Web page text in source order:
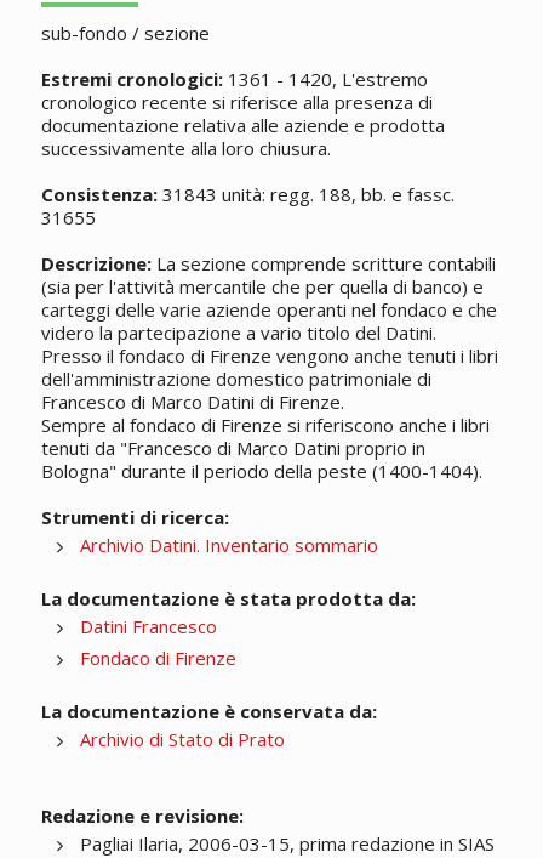
sub-fondo / sezione
Estremi cronologici:1361 - 1420, L'estremo
cronologico recente si riferisce alla presenza di
documentazione relativa alle aziende e prodotta
successivamente alla loro chiusura.
Consistenza:31843 unità: regg. 188, bb. e fassc.
31655
Descrizione:La sezione comprende scritture contabili
(sia per l'attività mercantile che per quella di banco) e
carteggi delle varie aziende operanti nel fondaco e che
videro la partecipazione a vario titolo del Datini.
Presso il fondaco di Firenze vengono anche tenuti i libri
dell'amministrazione domestico patrimoniale di
Francesco di Marco Datini di Firenze.
Sempre al fondaco di Firenze si riferiscono anche i libri
tenuti da "Francesco di Marco Datini proprio in
Bologna" durante il periodo della peste (1400-1404).
Strumenti di ricerca:
Archivio Datini. Inventario sommario
La documentazione è stata prodotta da:
Datini Francesco
Fondaco di Firenze
La documentazione è conservata da:
Archivio di Stato di Prato
Redazione e revisione:
Pagliai Ilaria, 2006-03-15, prima redazione in SIAS